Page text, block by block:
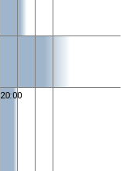
20:00